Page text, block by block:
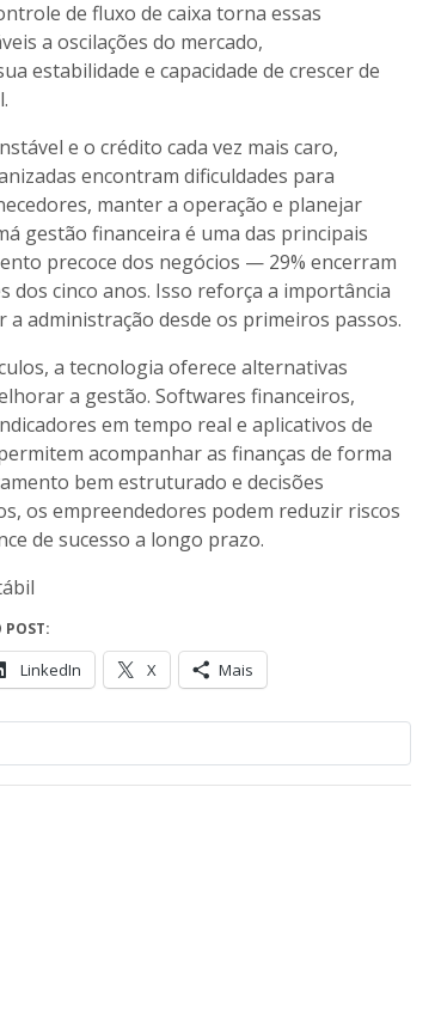
de fluxo de caixa torna essas
a oscilações do mercado,
estabilidade e capacidade de crescer de
e o crédito cada vez mais caro,
encontram dificuldades para
manter a operação e planejar
gestão financeira é uma das principais
precoce dos negócios — 29% encerram
dos cinco anos. Isso reforça a importância
a administração desde os primeiros passos.
a tecnologia oferece alternativas
a gestão. Softwares financeiros,
em tempo real e aplicativos de
acompanhar as finanças de forma
bem estruturado e decisões
os empreendedores podem reduzir riscos
de sucesso a longo prazo.
POST:
LinkedIn X Mais